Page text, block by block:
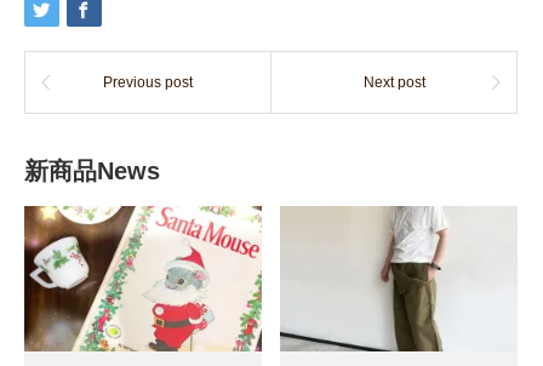
Previous post Next post
新商品News